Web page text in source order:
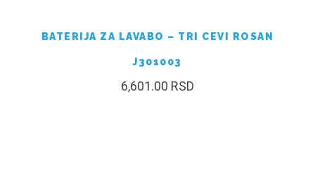
BATERIJA ZA LAVABO – TRI CEVI ROSAN
J301003
6,601.00 RSD